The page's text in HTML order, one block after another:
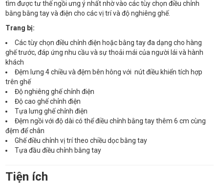
tìm được tư thế ngồi ưng ý nhất nhờ vào các tùy chọn điều chỉnh
bằng bằng tay và điện cho các vị trí và độ nghiêng ghế.
Trang bị:
Các tùy chọn điều chỉnh điện hoặc bằng tay đa dạng cho hàng
ghế trước, đáp ứng nhu cầu và sự thoải mái của người lái và hành
khách
Đệm lưng 4 chiều và đệm bên hông với nút điều khiển tích hợp
trên ghế
Độ nghiêng ghế chỉnh điện
Độ cao ghế chỉnh điện
Tựa lưng ghế chỉnh điện
Đệm ngồi với độ dài có thể điều chỉnh bằng tay thêm 6 cm cùng
đệm để chân
Ghế điều chỉnh vị trí theo chiều dọc bằng tay
Tựa đầu điều chỉnh bằng tay
Tiện ích